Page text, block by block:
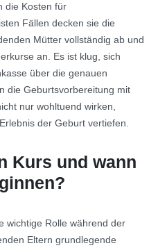
die Kosten für
Fällen decken sie die
Mütter vollständig ab und
an. Es ist klug, sich
über die genauen
die Geburtsvorbereitung mit
nur wohltuend wirken,
der Geburt vertiefen.
Kurs und wann
wichtige Rolle während der
Eltern grundlegende